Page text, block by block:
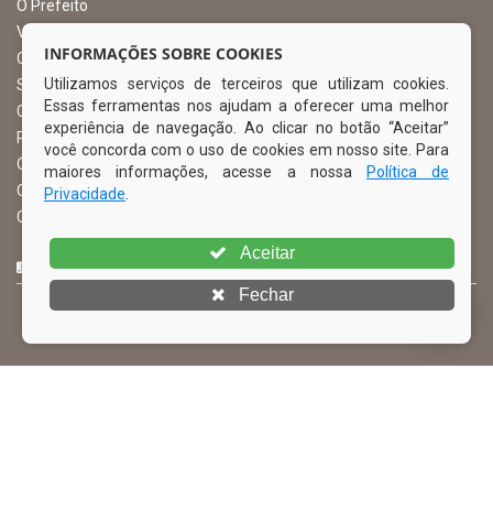
O Prefeito
Vice Prefeito
Ouvidoria Municipal
Serviço de Informação ao Cidadão – SIC
Chefe de Gabinete
Procuradoria Geral
Órgão de Controle Interno
Organograma
Comissão Permanente de Licitação – CPL
CURTA NOSSA FAN PAGE
INFORMAÇÕES SOBRE COOKIES
Utilizamos serviços de terceiros que utilizam cookies.
Essas ferramentas nos ajudam a oferecer uma melhor
experiência de navegação. Ao clicar no botão “Aceitar”
você concorda com o uso de cookies em nosso site. Para
maiores informações, acesse a nossa
Política de
Privacidade
Aceitar
Fechar